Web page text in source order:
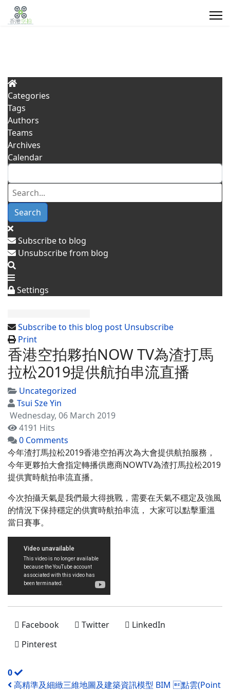
Search
Type 2 or more characters for results.
業
應
用
閉
空
間/
地
檢
們
的
客
Us
Categories
Tags
Authors
Teams
Archives
Calendar
Search
Subscribe to blog
Unsubscribe from blog
Settings
Subscribe to this blog post Unsubscribe
Print
香港空拍夥拍NOW TV為渣打馬
拉松2019提供航拍串流直播
Uncategorized
Tsui Sze Yin
Wednesday, 06 March 2019
4191 Hits
0 Comments
今年渣打馬拉松2019香港空拍再次為大會提供航拍服務，
今年更夥拍大會指定轉播供應商NOWTV為渣打馬拉松2019
提供實時航拍串流直播。
今次拍攝天氣是我們最大得挑戰，需要在天氣不穩定及強風
的情況下保持穩定的供實時航拍串流， 大家可以點擊重溫
當日賽事。
Facebook Twitter
LinkedIn
Pinterest
0
高精準及細緻三維地圖及建築資訊模型 BIM 點雲(Point